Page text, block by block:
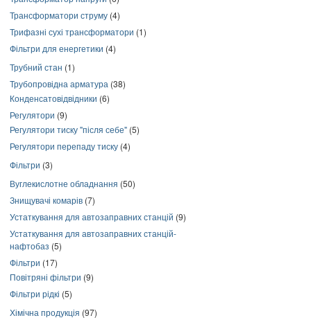
Трансформатори струму (4)
Трифазні сухі трансформатори (1)
Фільтри для енергетики (4)
Трубний стан (1)
Трубопровідна арматура (38)
Конденсатовідвідники (6)
Регулятори (9)
Регулятори тиску "після себе" (5)
Регулятори перепаду тиску (4)
Фільтри (3)
Вуглекислотне обладнання (50)
Знищувачі комарів (7)
Устаткування для автозаправних станцій (9)
Устаткування для автозаправних станцій-
нафтобаз (5)
Фільтри (17)
Повітряні фільтри (9)
Фільтри рідкі (5)
Хімічна продукція (97)